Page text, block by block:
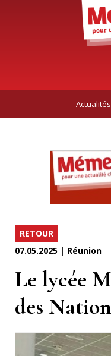
Actualités
RETOUR
07.05.2025 | Réunion
Le lycée
des